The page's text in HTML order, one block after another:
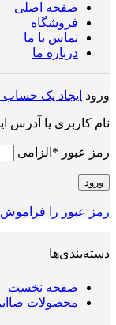
صفحه اصلی
فروشگاه
تماس با ما
درباره ما
ورود ایجاد یک حساب
نام کاربری یا آدرس
رمز عبور * الزامی
ورود
رمز عبور را فراموش
دسته‌بندی‌ها
صفحه نخست
محصولات